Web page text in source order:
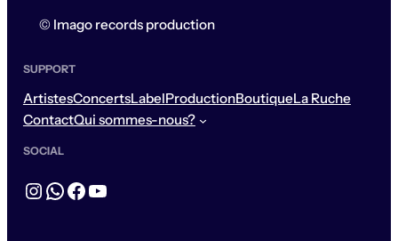
© Imago records production
SUPPORT
ArtistesConcertsLabelProductionBoutiqueLa Ruche
ContactQui sommes-nous?
SOCIAL
Instagram
WhatsApp
Facebook
YouTube